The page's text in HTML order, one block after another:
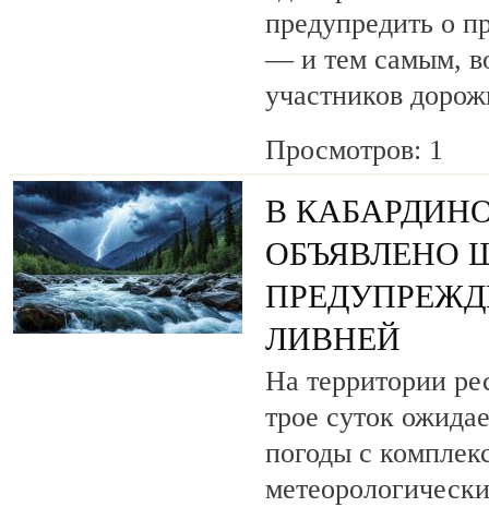
предупредить о
— и тем самым,
участников
Просмотров: 1
В
ОБЪЯВЛЕНО
ЛИВНЕЙ
На территории
трое суток
погоды с